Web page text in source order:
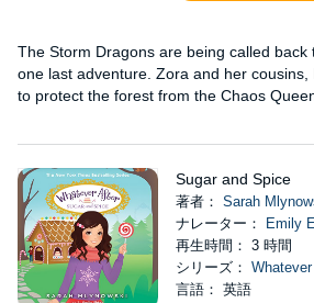
The Storm Dragons are being called
one last adventure. Zora and her
to protect the forest from the Chaos
Sugar and Spice
著者： Sarah
ナレーター：
Emily
再生時間： 3 時間
シリーズ：
言語： 英語